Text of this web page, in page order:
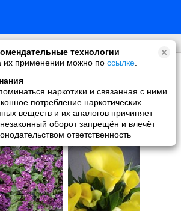
технологии
их применении можно по ссылке
наркотики и связанная с ними
потребление наркотических
веществ и их аналогов причиняет
оборот запрещён и влечёт
ответственность